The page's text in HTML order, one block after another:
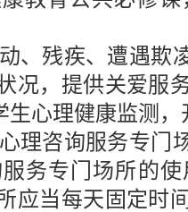
、残疾、遭遇欺
况，提供关爱服
心理健康监测，
理咨询服务专门
务专门场所的
应当每天固定时